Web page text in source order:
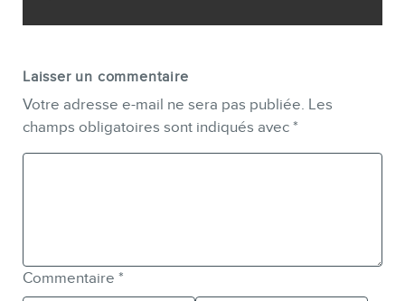
Laisser un commentaire
Votre adresse e-mail ne sera pas publiée. Les
champs obligatoires sont indiqués avec *
Commentaire *